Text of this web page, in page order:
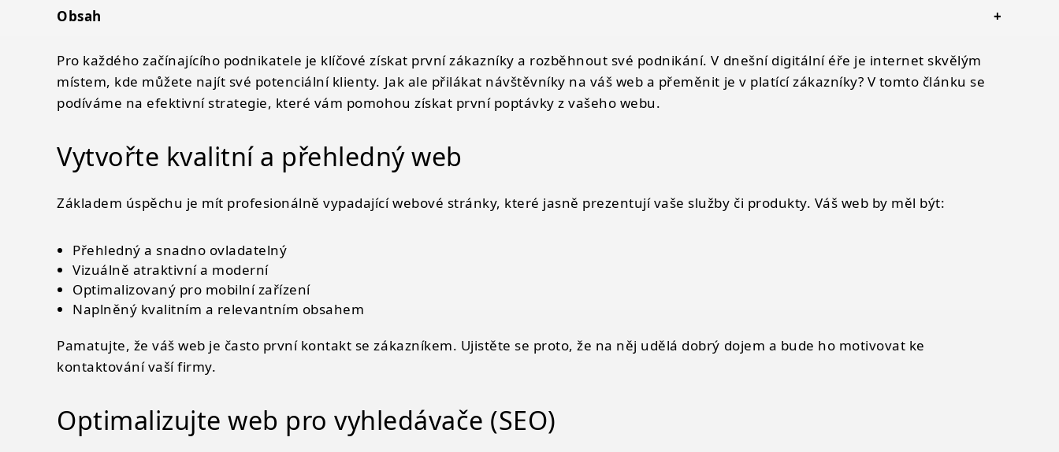
Obsah
Vytvořte kvalitní a přehledný web
Optimalizujte web pro vyhledávače (SEO)
Využijte sílu sociálních sítí
Nabízejte hodnotný obsah zdarma
Pro každého začínajícího podnikatele je klíčové získat první zákazníky a rozběhnout své podnikání. V dnešní digitální éře je internet skvělým
místem, kde můžete najít své potenciální klienty. Jak ale přilákat návštěvníky na váš web a přeměnit je v platící zákazníky? V tomto článku se
podíváme na efektivní strategie, které vám pomohou získat první poptávky z vašeho webu.
Vytvořte kvalitní a přehledný web
Základem úspěchu je mít profesionálně vypadající webové stránky, které jasně prezentují vaše služby či produkty. Váš web by měl být:
Přehledný a snadno ovladatelný
Vizuálně atraktivní a moderní
Optimalizovaný pro mobilní zařízení
Naplněný kvalitním a relevantním obsahem
Pamatujte, že váš web je často první kontakt se zákazníkem. Ujistěte se proto, že na něj udělá dobrý dojem a bude ho motivovat ke
kontaktování vaší firmy.
Optimalizujte web pro vyhledávače (SEO)